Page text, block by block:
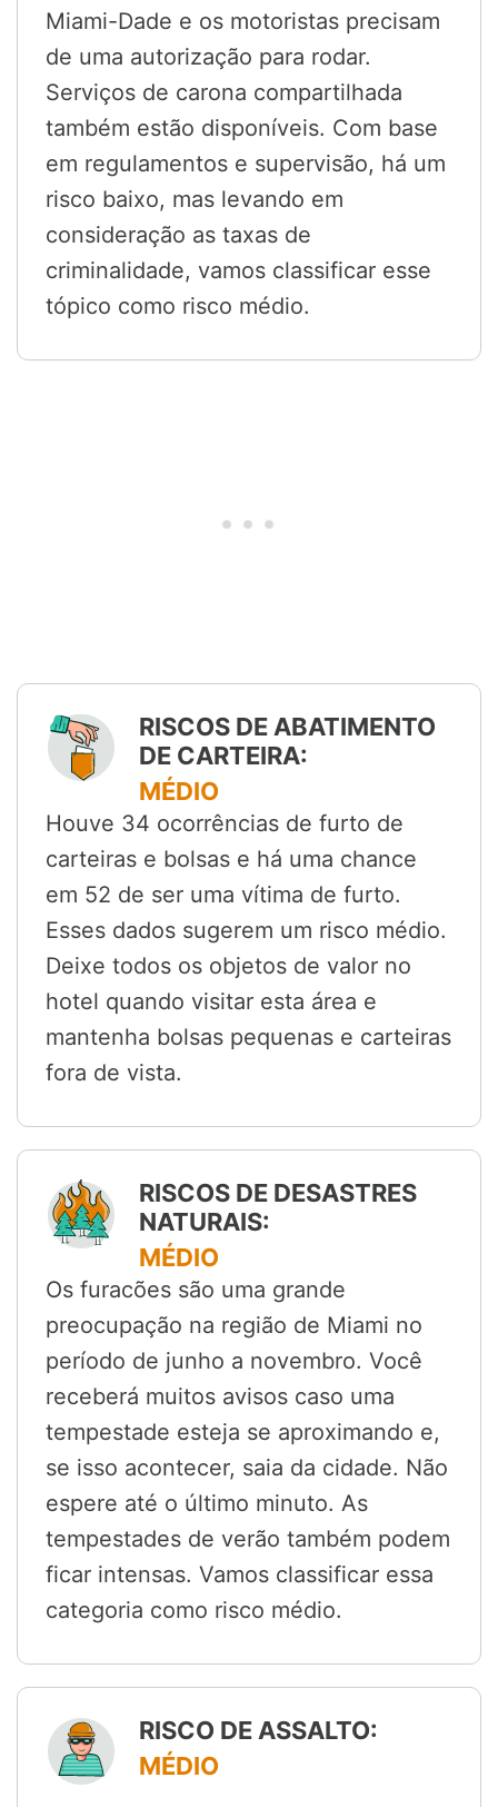
Miami-Dade e os motoristas precisam
de uma autorização para rodar.
Serviços de carona compartilhada
também estão disponíveis. Com base
em regulamentos e supervisão, há um
risco baixo, mas levando em
consideração as taxas de
criminalidade, vamos classificar esse
tópico como risco médio.
RISCOS DE ABATIMENTO
DE CARTEIRA:
MÉDIO
Houve 34 ocorrências de furto de
carteiras e bolsas e há uma chance
em 52 de ser uma vítima de furto.
Esses dados sugerem um risco médio.
Deixe todos os objetos de valor no
hotel quando visitar esta área e
mantenha bolsas pequenas e carteiras
fora de vista.
RISCOS DE DESASTRES
NATURAIS:
MÉDIO
Os furacões são uma grande
preocupação na região de Miami no
período de junho a novembro. Você
receberá muitos avisos caso uma
tempestade esteja se aproximando e,
se isso acontecer, saia da cidade. Não
espere até o último minuto. As
tempestades de verão também podem
ficar intensas. Vamos classificar essa
categoria como risco médio.
RISCO DE ASSALTO:
MÉDIO